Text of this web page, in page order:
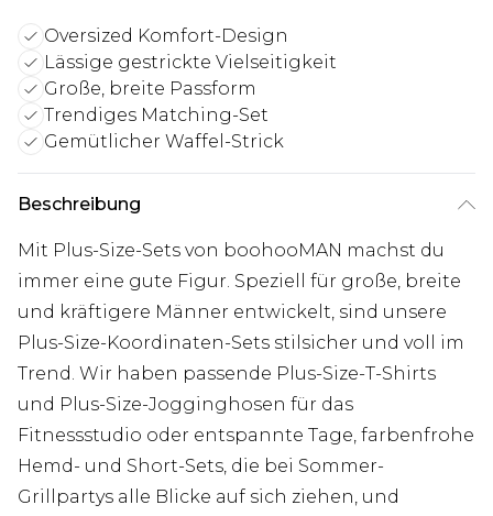
Oversized Komfort-Design
Lässige gestrickte Vielseitigkeit
Große, breite Passform
Trendiges Matching-Set
Gemütlicher Waffel-Strick
Beschreibung
Mit Plus-Size-Sets von boohooMAN machst du
immer eine gute Figur. Speziell für große, breite
und kräftigere Männer entwickelt, sind unsere
Plus-Size-Koordinaten-Sets stilsicher und voll im
Trend. Wir haben passende Plus-Size-T-Shirts
und Plus-Size-Jogginghosen für das
Fitnessstudio oder entspannte Tage, farbenfrohe
Hemd- und Short-Sets, die bei Sommer-
Grillpartys alle Blicke auf sich ziehen, und